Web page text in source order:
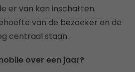
er van kan inschatten.
van de bezoeker en de
centraal staan.
over een jaar?